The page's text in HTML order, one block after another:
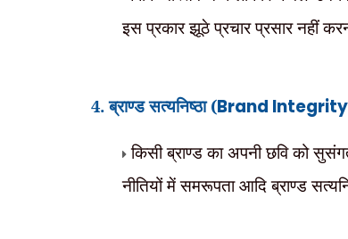
इस प्रकार झूठे प्रचार प्रसार नहीं
4. ब्राण्ड सत्यनिष्ठा (Brand
किसी ब्राण्ड का अपनी छवि को
नीतियों में समरूपता आदि ब्राण्ड